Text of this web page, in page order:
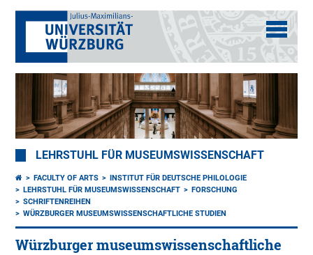
LEHRSTUHL FÜR MUSEUMSWISSENSCHAFT
FACULTY OF ARTS
INSTITUT FÜR DEUTSCHE PHILOLOGIE
LEHRSTUHL FÜR MUSEUMSWISSENSCHAFT
FORSCHUNG
SCHRIFTENREIHEN
WÜRZBURGER MUSEUMSWISSENSCHAFTLICHE STUDIEN
Würzburger museumswissenschaftliche